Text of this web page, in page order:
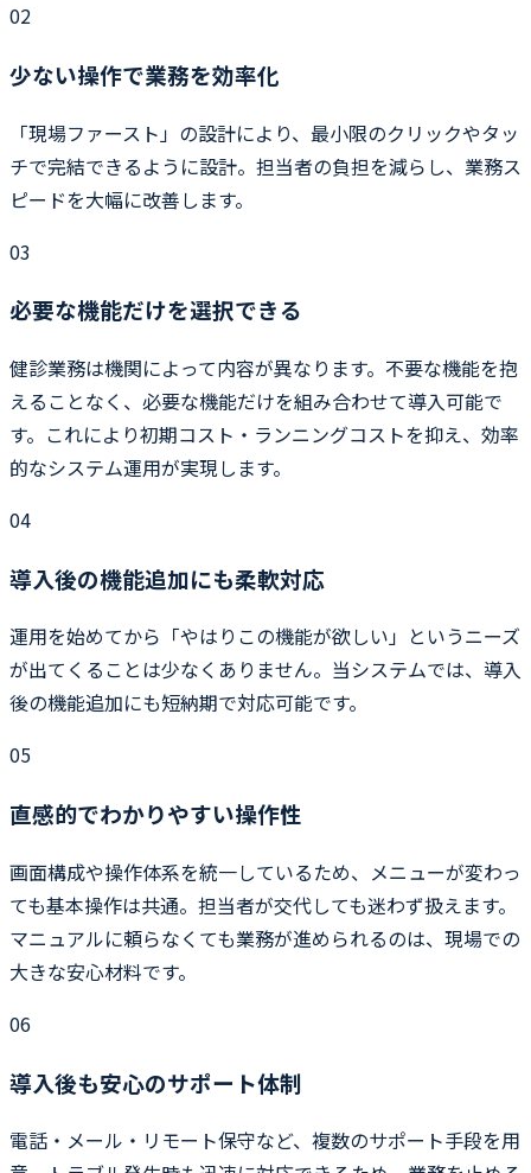
02
少ない操作で業務を効率化
「現場ファースト」の設計により、最小限のクリックやタッ
チで完結できるように設計。担当者の負担を減らし、業務ス
ピードを大幅に改善します。
03
必要な機能だけを選択できる
健診業務は機関によって内容が異なります。不要な機能を抱
えることなく、必要な機能だけを組み合わせて導入可能で
す。これにより初期コスト・ランニングコストを抑え、効率
的なシステム運用が実現します。
04
導入後の機能追加にも柔軟対応
運用を始めてから「やはりこの機能が欲しい」というニーズ
が出てくることは少なくありません。当システムでは、導入
後の機能追加にも短納期で対応可能です。
05
直感的でわかりやすい操作性
画面構成や操作体系を統一しているため、メニューが変わっ
ても基本操作は共通。担当者が交代しても迷わず扱えます。
マニュアルに頼らなくても業務が進められるのは、現場での
大きな安心材料です。
06
導入後も安心のサポート体制
電話・メール・リモート保守など、複数のサポート手段を用